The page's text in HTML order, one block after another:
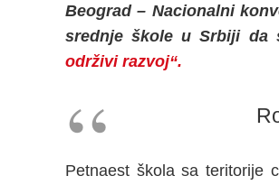
Beograd – Nacionalni
srednje škole u Srbiji da
održivi razvoj“.
Petnaest škola sa teritorije